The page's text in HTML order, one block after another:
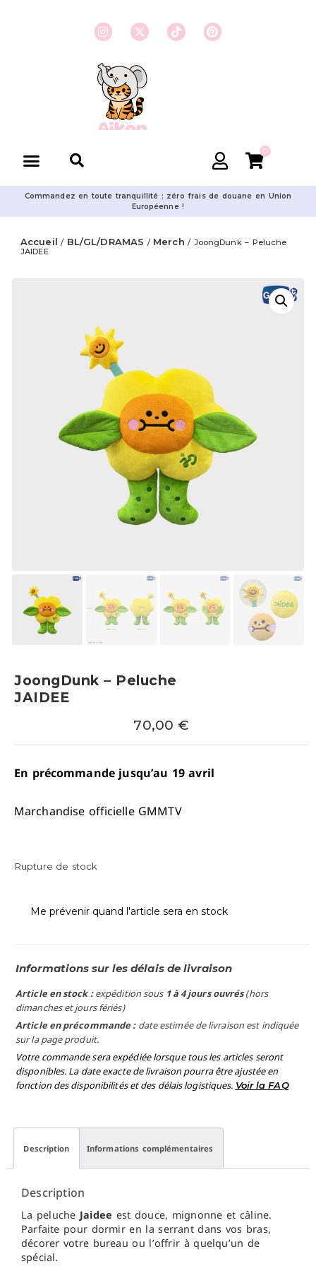
0
Commandez en toute tranquillité : zéro frais de douane en Union
Européenne !
Accueil / BL/GL/DRAMAS / Merch / JoongDunk – Peluche
JAIDEE
JoongDunk – Peluche
JAIDEE
70,00 €
En précommande jusqu’au 19 avril
Marchandise officielle GMMTV
Rupture de stock
Me prévenir quand l'article sera en stock
Informations sur les délais de livraison
Article en stock :expédition sous 1 à 4 jours ouvrés(hors
dimanches et jours fériés)
Article en précommande : date estimée de livraison est indiquée
sur la page produit.
Votre commande sera expédiée lorsque tous les articles seront
disponibles. La date exacte de livraison pourra être ajustée en
fonction des disponibilités et des délais logistiques. Voir la FAQ
Description Informations complémentaires
Description
La peluche Jaidee est douce, mignonne et câline.
Parfaite pour dormir en la serrant dans vos bras,
décorer votre bureau ou l’offrir à quelqu’un de
spécial.